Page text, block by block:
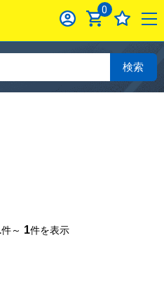
0
検索
件～ 1件を表示